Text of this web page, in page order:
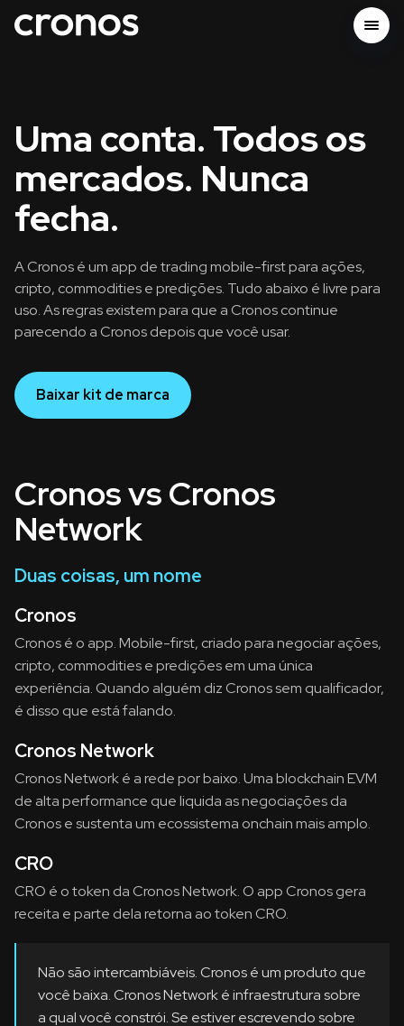
Uma conta. Todos os
mercados. Nunca
fecha.
A Cronos é um app de trading mobile-first para ações,
cripto, commodities e predições. Tudo abaixo é livre para
uso. As regras existem para que a Cronos continue
parecendo a Cronos depois que você usar.
Baixar kit de marca
Cronos vs Cronos
Network
Duas coisas, um nome
Cronos
Cronos é o app. Mobile-first, criado para negociar ações,
cripto, commodities e predições em uma única
experiência. Quando alguém diz Cronos sem qualificador,
é disso que está falando.
Cronos Network
Cronos Network é a rede por baixo. Uma blockchain EVM
de alta performance que liquida as negociações da
Cronos e sustenta um ecossistema onchain mais amplo.
CRO
CRO é o token da Cronos Network. O app Cronos gera
receita e parte dela retorna ao token CRO.
Não são intercambiáveis. Cronos é um produto que
você baixa. Cronos Network é infraestrutura sobre
a qual você constrói. Se estiver escrevendo sobre